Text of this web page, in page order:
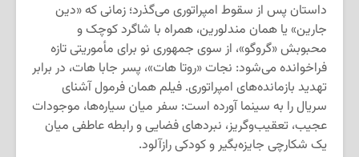
داستان پس از سقوط امپراتوری می‌گذرد؛ زمانی که «دین
جارین» یا همان مندلورین، همراه با شاگرد کوچک و
محبوبش «گروگو»، از سوی جمهوری نو برای مأموریتی تازه
فراخوانده می‌شود: نجات «روتا هات»، پسر جابا هات، در برابر
تهدید بازمانده‌های امپراتوری. فیلم همان فرمول آشنای
سریال را به سینما آورده است: سفر میان سیاره‌ها، موجودات
عجیب، تعقیب‌وگریز، نبردهای فضایی و رابطه عاطفی میان
یک شکارچی جایزه‌بگیر و کودکی رازآلود.